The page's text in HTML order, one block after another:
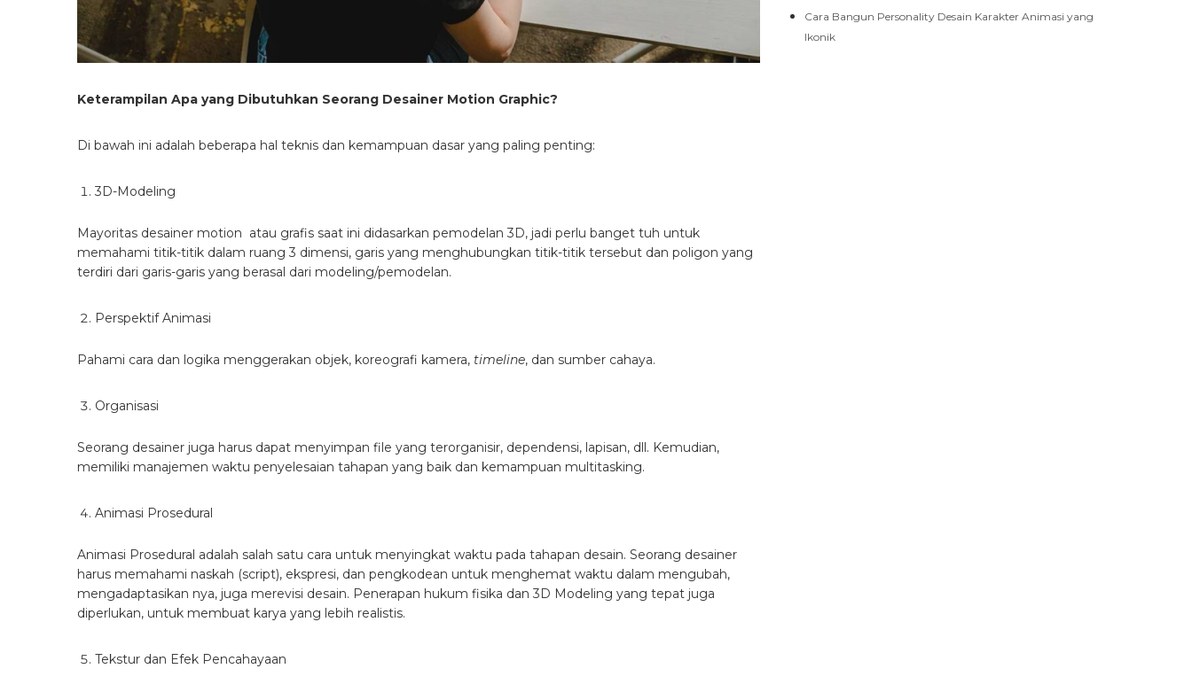
Keterampilan Apa yang Dibutuhkan Seorang Desainer Motion Graphic?
Di bawah ini adalah beberapa hal teknis dan kemampuan dasar yang paling penting:
3D-Modeling
Mayoritas desainer motion atau grafis saat ini didasarkan pemodelan 3D, jadi perlu banget tuh untuk
memahami titik-titik dalam ruang 3 dimensi, garis yang menghubungkan titik-titik tersebut dan poligon yang
terdiri dari garis-garis yang berasal dari modeling/pemodelan.
Perspektif Animasi
Pahami cara dan logika menggerakan objek, koreografi kamera, timeline, dan sumber cahaya.
Organisasi
Seorang desainer juga harus dapat menyimpan file yang terorganisir, dependensi, lapisan, dll. Kemudian,
memiliki manajemen waktu penyelesaian tahapan yang baik dan kemampuan multitasking.
Animasi Prosedural
Animasi Prosedural adalah salah satu cara untuk menyingkat waktu pada tahapan desain. Seorang desainer
harus memahami naskah (script), ekspresi, dan pengkodean untuk menghemat waktu dalam mengubah,
mengadaptasikan nya, juga merevisi desain. Penerapan hukum fisika dan 3D Modeling yang tepat juga
diperlukan, untuk membuat karya yang lebih realistis.
Tekstur dan Efek Pencahayaan
Cara Bangun Personality Desain Karakter Animasi yang
Ikonik